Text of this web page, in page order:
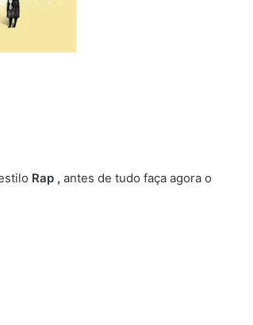
Rap , antes de tudo faça agora o